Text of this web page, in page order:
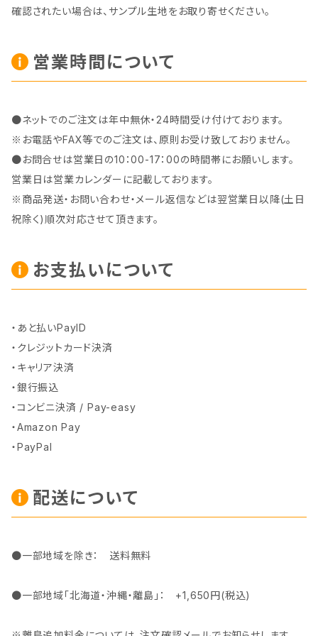
確認されたい場合は、サンプル生地をお取り寄せください。
営業時間について
●ネットでのご注文は年中無休・24時間受け付けております。
※お電話やFAX等でのご注文は、原則お受け致しておりません。
●お問合せは営業日の10：00-17：00の時間帯にお願いします。
営業日は営業カレンダーに記載しております。
※商品発送・お問い合わせ・メール返信などは翌営業日以降(土日
祝除く)順次対応させて頂きます。
お支払いについて
・あと払いPayID
・クレジットカード決済
・キャリア決済
・銀行振込
・コンビニ決済 / Pay-easy
・Amazon Pay
・PayPal
配送について
●一部地域を除き： 送料無料
●一部地域「北海道・沖縄・離島」： +1,650円(税込)